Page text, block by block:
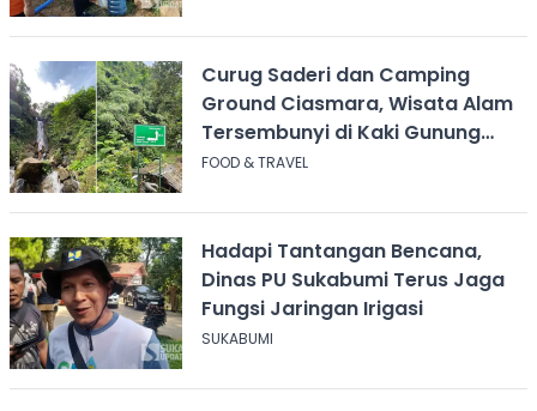
Curug Saderi dan Camping
Ground Ciasmara, Wisata Alam
Tersembunyi di Kaki Gunung
Salak
FOOD & TRAVEL
Hadapi Tantangan Bencana,
Dinas PU Sukabumi Terus Jaga
Fungsi Jaringan Irigasi
SUKABUMI